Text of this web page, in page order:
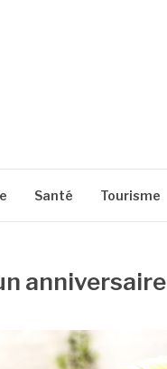
Santé Tourisme
anniversaire